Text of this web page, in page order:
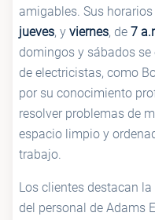
amigables. Sus
jueves, y viernes, de 7
domingos y sábados se
de electricistas, como
por su conocimiento
resolver problemas de
espacio limpio y
trabajo.
Los clientes destacan
del personal de Adams